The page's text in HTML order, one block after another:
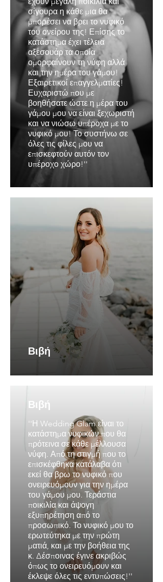
σίγουρα η κάθε μια θα
μπορέσει να βρει το νυφικό
του ονείρου της! Επίσης το
κατάστημα έχει τέλεια
αξεσουάρ τα οποία
ομορφαίνουν τη νύφη αλλά
και την ημέρα του γάμου!
Εξαιρετικοί επαγγελματίες!
Ευχαριστώ που με
βοηθήσατε ώστε η μέρα του
γάμου μου να είναι ξεχωριστή
και να νιώσω υπέροχα με το
νυφικό μου! Το συστήνω σε
όλες τις φίλες μου να
επισκεφτούν αυτόν τον
υπέροχο χώρο!''
Βιβή
Βιβή
''Η Wedding Glam είναι το
κατάστημα νυφικών που θα
πρότεινα σε κάθε μέλλουσα
νύφη. Από τη στιγμή που το
επισκέφθηκα κατάλαβα ότι
εκεί θα βρω το νυφικό που
ονειρευόμουν για την ημέρα
του γάμου μου. Τεράστια
ποικιλία και άψογη
εξυπηρέτηση από το
προσωπικό. Το νυφικό μου το
ερωτεύτηκα με την πρώτη
ματιά, και με την βοήθεια της
κ. Δέσποινας έγινε ακριβώς
όπως το ονειρευόμουν και
έκλεψε όλες τις εντυπώσεις!''